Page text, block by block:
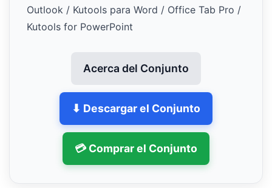
Outlook / Kutools para Word / Office Tab Pro /
Kutools for PowerPoint
Acerca del Conjunto
⬇ Descargar el Conjunto
💳 Comprar el Conjunto